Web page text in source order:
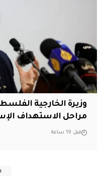
وزيرة الخارجية
مراحل الاستهداف
قبل 19 ساعة